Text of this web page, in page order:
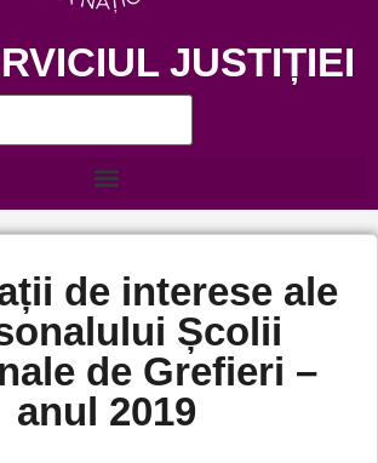
JUSTIȚIEI
de interese ale
Școlii
de Grefieri –
anul 2019